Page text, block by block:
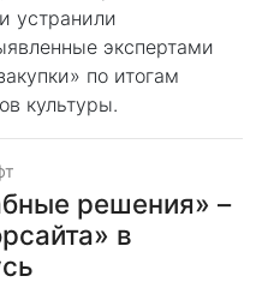
устранили
экспертами
по итогам
культуры.
решения» –
в